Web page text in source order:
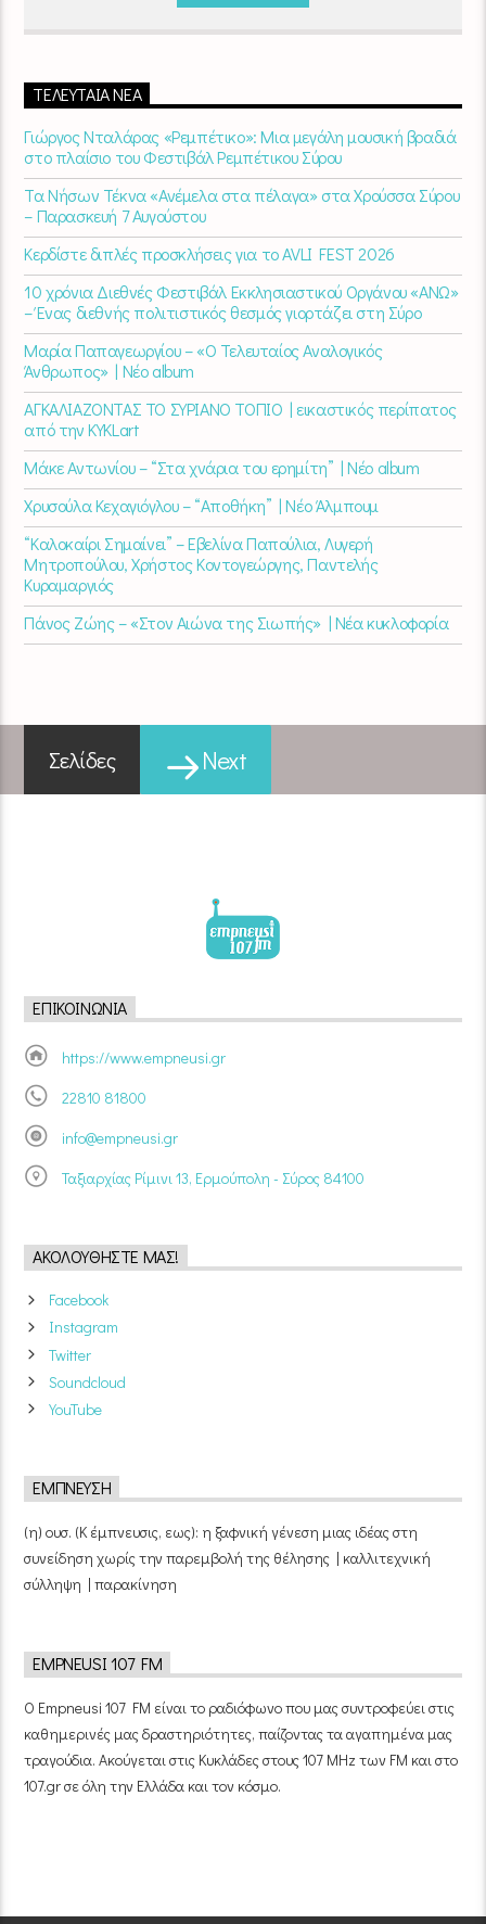
ΤΕΛΕΥΤΑΊΑ ΝΈΑ
Γιώργος Νταλάρας «Ρεμπέτικο»: Μια μεγάλη μουσική βραδιά
στο πλαίσιο του Φεστιβάλ Ρεμπέτικου Σύρου
Τα Νήσων Τέκνα «Ανέμελα στα πέλαγα» στα Χρούσσα Σύρου
– Παρασκευή 7 Αυγούστου
Κερδίστε διπλές προσκλήσεις για το AVLI FEST 2026
10 χρόνια Διεθνές Φεστιβάλ Εκκλησιαστικού Οργάνου «ΑΝΩ»
– Ένας διεθνής πολιτιστικός θεσμός γιορτάζει στη Σύρο​
Μαρία Παπαγεωργίου – «Ο Τελευταίος Αναλογικός
Άνθρωπος» | Νέο album
ΑΓΚΑΛΙΑΖΟΝΤΑΣ ΤΟ ΣΥΡΙΑΝΟ ΤΟΠΙΟ | εικαστικός περίπατος
από την KYKLart
Μάκε Αντωνίου – “Στα χνάρια του ερημίτη” | Νέο album
Χρυσούλα Κεχαγιόγλου – “Αποθήκη” | Νέο Άλμπουμ
“Καλοκαίρι Σημαίνει” – Εβελίνα Παπούλια, Λυγερή
Μητροπούλου, Χρήστος Κοντογεώργης, Παντελής
Κυραμαργιός
Πάνος Ζώης – «Στον Αιώνα της Σιωπής» | Νέα κυκλοφορία
Σελίδες Next
ΕΠΙΚΟΙΝΩΝΊΑ
https://www.empneusi.gr
22810 81800
info@empneusi.gr
Ταξιαρχίας Ρίμινι 13, Ερμούπολη - Σύρος 84100
ΑΚΟΛΟΥΘΉΣΤΕ ΜΑΣ!
Facebook
Instagram
Twitter
Soundcloud
YouTube
ΈΜΠΝΕΥΣΗ
(η) ουσ. (Κ έμπνευσις, εως): η ξαφνική γένεση μιας ιδέας στη
συνείδηση χωρίς την παρεμβολή της θέλησης | καλλιτεχνική
σύλληψη | παρακίνηση
EMPNEUSI 107 FM
Ο Empneusi 107 FM είναι το ραδιόφωνο που μας συντροφεύει στις
καθημερινές μας δραστηριότητες, παίζοντας τα αγαπημένα μας
τραγούδια. Ακούγεται στις Κυκλάδες στους 107 MHz των FM και στο
107.gr σε όλη την Ελλάδα και τον κόσμο.